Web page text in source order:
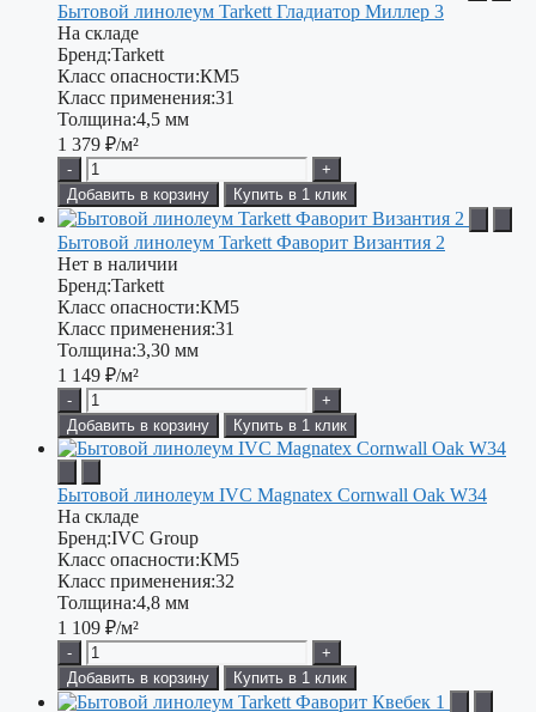
Бытовой линолеум Tarkett Гладиатор Миллер 3
На складе
Бренд:Tarkett
Класс опасности:КМ5
Класс применения:31
Толщина:4,5 мм
1 379 ₽/м²
-
+
Добавить в корзину
Купить в 1 клик
Бытовой линолеум Tarkett Фаворит Византия 2
Нет в наличии
Бренд:Tarkett
Класс опасности:КМ5
Класс применения:31
Толщина:3,30 мм
1 149 ₽/м²
-
+
Добавить в корзину
Купить в 1 клик
Бытовой линолеум IVC Magnatex Cornwall Oak W34
На складе
Бренд:IVC Group
Класс опасности:КМ5
Класс применения:32
Толщина:4,8 мм
1 109 ₽/м²
-
+
Добавить в корзину
Купить в 1 клик